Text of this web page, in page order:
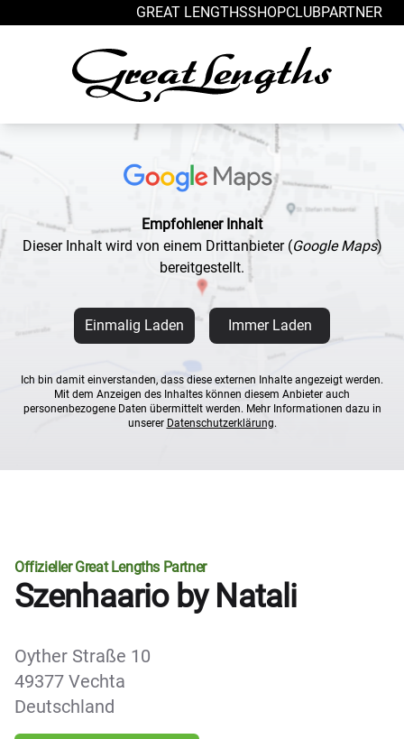
GREAT LENGTHSSHOPCLUBPARTNER
Empfohlener Inhalt
Dieser Inhalt wird von einem Drittanbieter (Google Maps)
bereitgestellt.
Einmalig Laden Immer Laden
Ich bin damit einverstanden, dass diese externen Inhalte angezeigt werden.
Mit dem Anzeigen des Inhaltes können diesem Anbieter auch
personenbezogene Daten übermittelt werden. Mehr Informationen dazu in
unserer Datenschutzerklärung.
Offizieller Great Lengths Partner
Szenhaario by Natali
Oyther Straße 10
49377 Vechta
Deutschland